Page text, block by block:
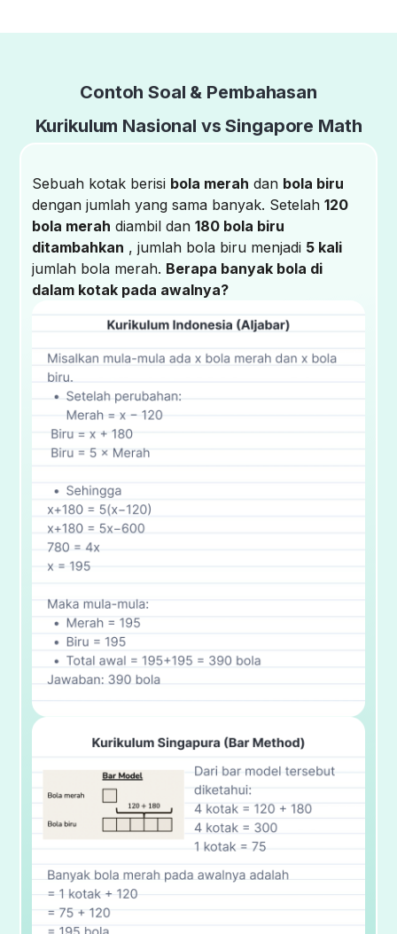
Contoh Soal & Pembahasan
Kurikulum Nasional vs Singapore Math
Sebuah kotak berisi bola merah dan bola biru
dengan jumlah yang sama banyak. Setelah120
bola merah diambil dan180 bola biru
ditambahkan , jumlah bola biru menjadi 5 kali
jumlah bola merah. Berapa banyak bola di
dalam kotak pada awalnya?